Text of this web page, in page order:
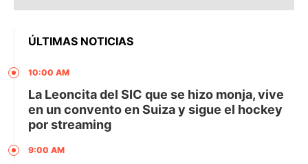
ÚLTIMAS NOTICIAS
10:00 AM
La Leoncita del SIC que se hizo monja, vive
en un convento en Suiza y sigue el hockey
por streaming
9:00 AM